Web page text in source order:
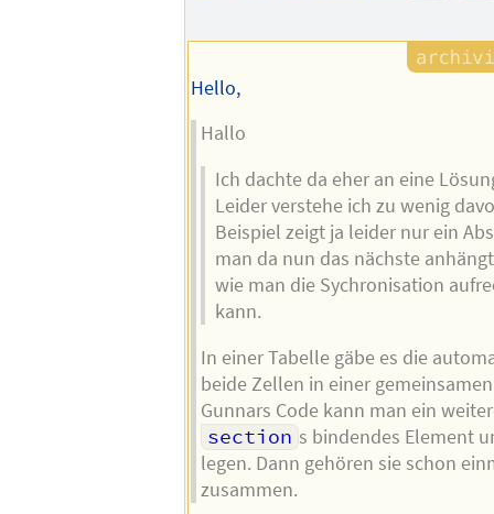
Autors
Hello,
Hallo
Ich dachte da eher an eine
Leider verstehe ich zu wenig
Beispiel zeigt ja leider nur ein
man da nun das nächste
wie man die Sychronisation
kann.
In einer Tabelle gäbe es die
beide Zellen in einer
Gunnars Code kann man ein
section s bindendes Element
legen. Dann gehören sie schon
zusammen.